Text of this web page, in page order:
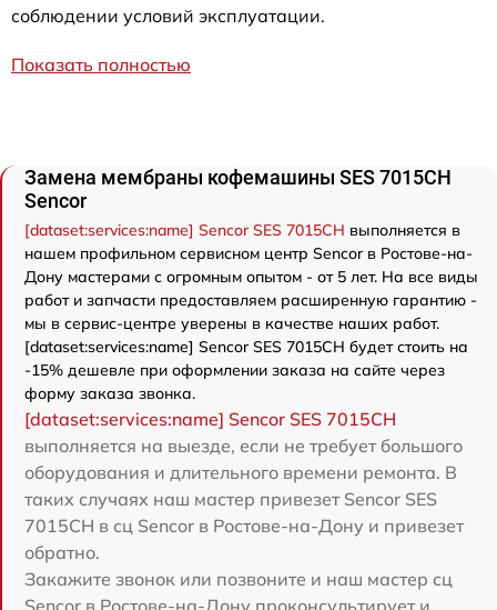
соблюдении условий эксплуатации.
Показать полностью
Замена мембраны кофемашины SES 7015CH
Sencor
[dataset:services:name] Sencor SES 7015CH выполняется в
нашем профильном сервисном центр Sencor в Ростове-на-
Дону мастерами с огромным опытом - от 5 лет. На все виды
работ и запчасти предоставляем расширенную гарантию -
мы в сервис-центре уверены в качестве наших работ.
[dataset:services:name] Sencor SES 7015CH будет стоить на
-15% дешевле при оформлении заказа на сайте через
форму заказа звонка.
[dataset:services:name] Sencor SES 7015CH
выполняется на выезде, если не требует большого
оборудования и длительного времени ремонта. В
таких случаях наш мастер привезет Sencor SES
7015CH в сц Sencor в Ростове-на-Дону и привезет
обратно.
Закажите звонок или позвоните и наш мастер сц
Sencor в Ростове-на-Дону проконсультирует и